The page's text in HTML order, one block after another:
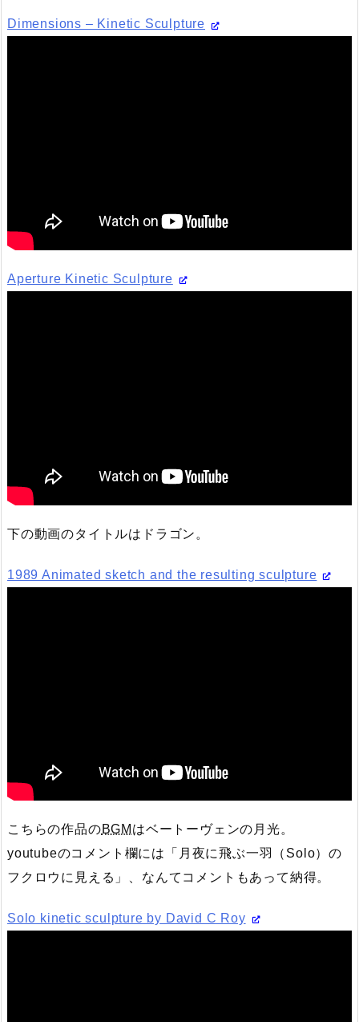
Dimensions – Kinetic Sculpture
Aperture Kinetic Sculpture
下の動画のタイトルはドラゴン。
1989 Animated sketch and the resulting sculpture
こちらの作品のBGM はベートーヴェンの月光。
youtubeのコメント欄には「月夜に飛ぶ一羽（Solo）の
フクロウに見える」、なんてコメントもあって納得。
Solo kinetic sculpture by David C Roy